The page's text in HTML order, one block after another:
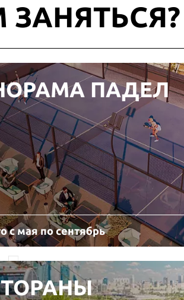
ЗАНЯТЬСЯ?
ПАДЕЛ
с мая по сентябрь